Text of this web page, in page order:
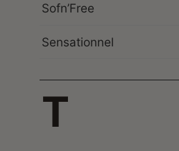
Sofn’Free
Sensationnel
T